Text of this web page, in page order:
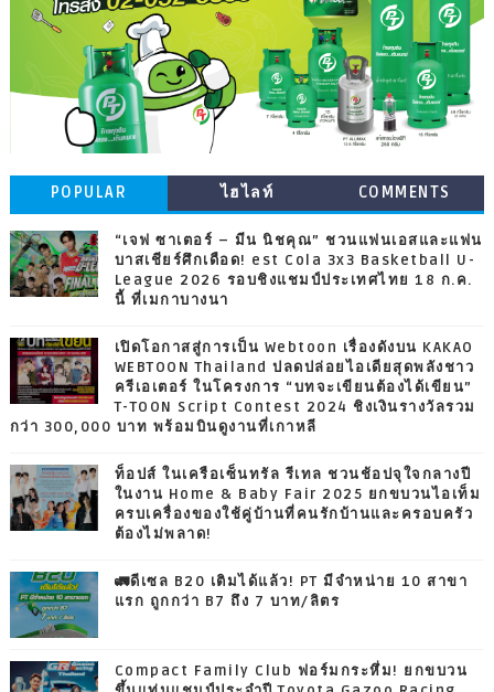
POPULAR ไฮไลท์ COMMENTS
“เจฟ ซาเตอร์ – มีน นิชคุณ” ชวนแฟนเอสและแฟน
บาสเชียร์ศึกเดือด! est Cola 3x3 Basketball U-
League 2026 รอบชิงแชมป์ประเทศไทย 18 ก.ค.
นี้ ที่เมกาบางนา
เปิดโอกาสสู่การเป็น Webtoon เรื่องดังบน KAKAO
WEBTOON Thailand ปลดปล่อยไอเดียสุดพลังชาว
ครีเอเตอร์ ในโครงการ “บทจะเขียนต้องได้เขียน”
T-TOON Script Contest 2024 ชิงเงินรางวัลรวม
กว่า 300,000 บาท พร้อมบินดูงานที่เกาหลี
ท็อปส์ ในเครือเซ็นทรัล รีเทล ชวนช้อปจุใจกลางปี
ในงาน Home & Baby Fair 2025 ยกขบวนไอเท็ม
ครบเครื่องของใช้คู่บ้านที่คนรักบ้านและครอบครัว
ต้องไม่พลาด!
🚛ดีเซล B20 เติมได้แล้ว! PT มีจำหน่าย 10 สาขา
แรก ถูกกว่า B7 ถึง 7 บาท/ลิตร
Compact Family Club ฟอร์มกระหึ่ม! ยกขบวน